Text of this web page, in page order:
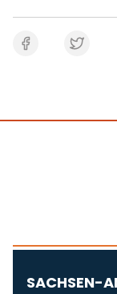
SACHSEN-